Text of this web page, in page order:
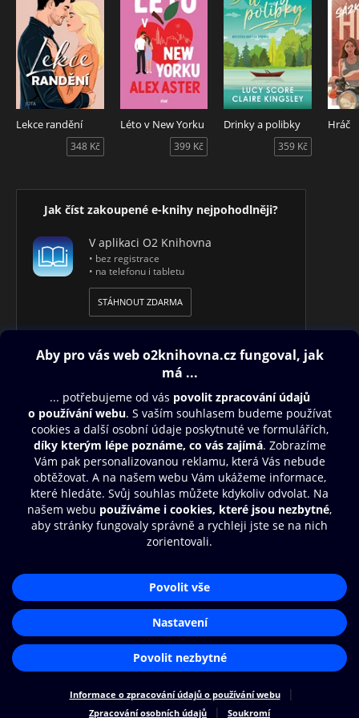
Lekce randění
348 Kč
Léto v New Yorku
399 Kč
Drinky a polibky
359 Kč
Hráč
Jak číst zakoupené e-knihy nejpohodlněji?
V aplikaci O2 Knihovna
• bez registrace
• na telefonu i tabletu
STÁHNOUT ZDARMA
Obsah ke stažení
Moje O2 Knihovna
Další zábava
© O2 Czech Republic a.s.
Zásady zpracování osobních údajů
Nastavení cookies
Aplikace O2 Knihovna
Čti a poslouchej své e-knihy a
audioknihy rychleji a pohodlněji.